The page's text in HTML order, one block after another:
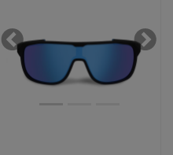
Sunglasses
Ice
Blue
Previous Next